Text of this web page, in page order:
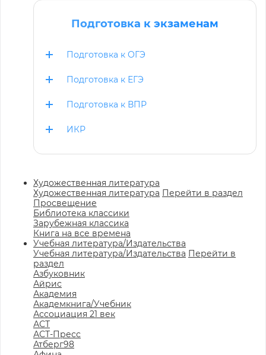
Подготовка к экзаменам
Подготовка к ОГЭ
Подготовка к ЕГЭ
Подготовка к ВПР
ИКР
Художественная литература
Художественная литература Перейти в раздел
Просвещение
Библиотека классики
Зарубежная классика
Книга на все времена
Учебная литература/Издательства
Учебная литература/Издательства Перейти в
раздел
Азбуковник
Айрис
Академия
Академкнига/Учебник
Ассоциация 21 век
АСТ
АСТ-Пресс
Атберг98